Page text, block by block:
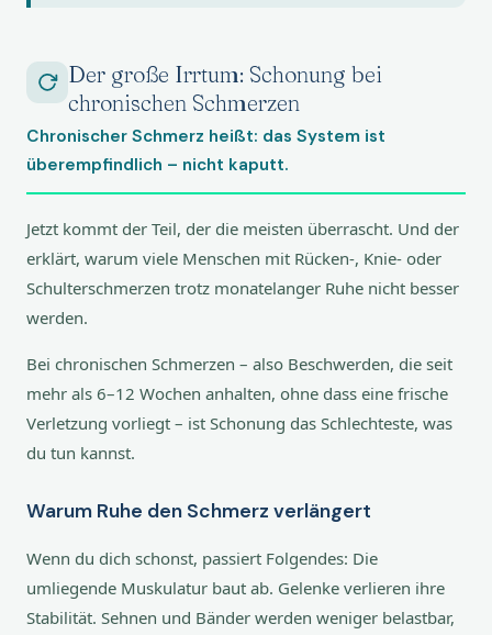
Der große Irrtum: Schonung bei
chronischen Schmerzen
Chronischer Schmerz heißt: das System ist
überempfindlich – nicht kaputt.
Jetzt kommt der Teil, der die meisten überrascht. Und der
erklärt, warum viele Menschen mit Rücken-, Knie- oder
Schulterschmerzen trotz monatelanger Ruhe nicht besser
werden.
Bei chronischen Schmerzen – also Beschwerden, die seit
mehr als 6–12 Wochen anhalten, ohne dass eine frische
Verletzung vorliegt – ist Schonung das Schlechteste, was
du tun kannst.
Warum Ruhe den Schmerz verlängert
Wenn du dich schonst, passiert Folgendes: Die
umliegende Muskulatur baut ab. Gelenke verlieren ihre
Stabilität. Sehnen und Bänder werden weniger belastbar,